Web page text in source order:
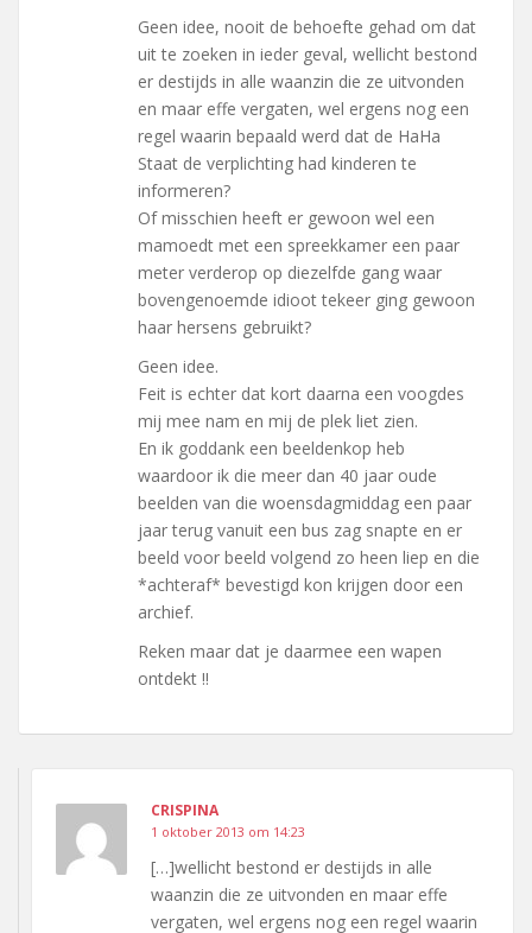
Geen idee, nooit de behoefte gehad om dat
uit te zoeken in ieder geval, wellicht bestond
er destijds in alle waanzin die ze uitvonden
en maar effe vergaten, wel ergens nog een
regel waarin bepaald werd dat de HaHa
Staat de verplichting had kinderen te
informeren?
Of misschien heeft er gewoon wel een
mamoedt met een spreekkamer een paar
meter verderop op diezelfde gang waar
bovengenoemde idioot tekeer ging gewoon
haar hersens gebruikt?
Geen idee.
Feit is echter dat kort daarna een voogdes
mij mee nam en mij de plek liet zien.
En ik goddank een beeldenkop heb
waardoor ik die meer dan 40 jaar oude
beelden van die woensdagmiddag een paar
jaar terug vanuit een bus zag snapte en er
beeld voor beeld volgend zo heen liep en die
*achteraf* bevestigd kon krijgen door een
archief.
Reken maar dat je daarmee een wapen
ontdekt !!
CRISPINA
1 oktober 2013 om 14:23
[…]wellicht bestond er destijds in alle
waanzin die ze uitvonden en maar effe
vergaten, wel ergens nog een regel waarin